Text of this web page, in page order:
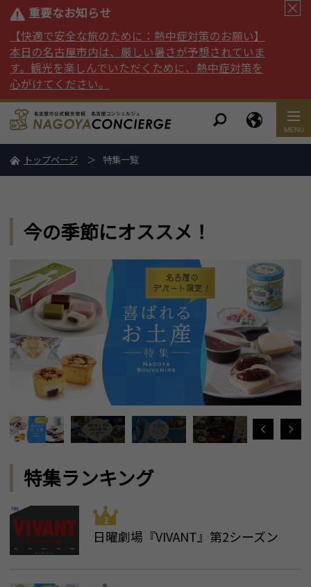
重要なお知らせ
【快適で安全な旅のために：熱中症対策のお願い】
本日の名古屋市内は、厳しい暑さが予想されていま
す。観光を楽しんでいただくために、熱中症対策を
心がけてください。
トップページ 特集一覧
今の季節にオススメ！
特集ランキング
日曜劇場『VIVANT』第2シーズン